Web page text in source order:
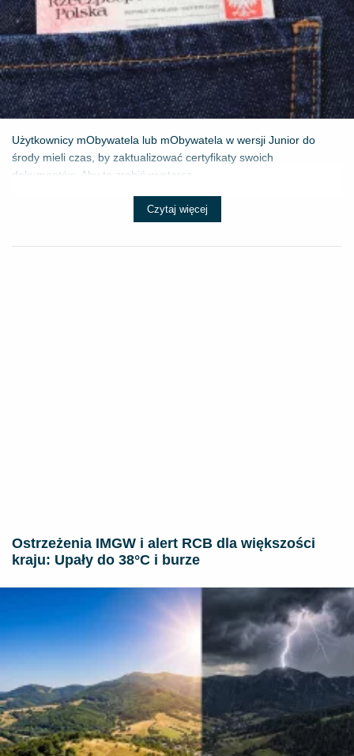
Użytkownicy mObywatela lub mObywatela w wersji Junior do
środy mieli czas, by zaktualizować certyfikaty swoich
dokumentów. Aby to zrobić wystarcz...
Czytaj więcej
Ostrzeżenia IMGW i alert RCB dla większości
kraju: Upały do 38°C i burze